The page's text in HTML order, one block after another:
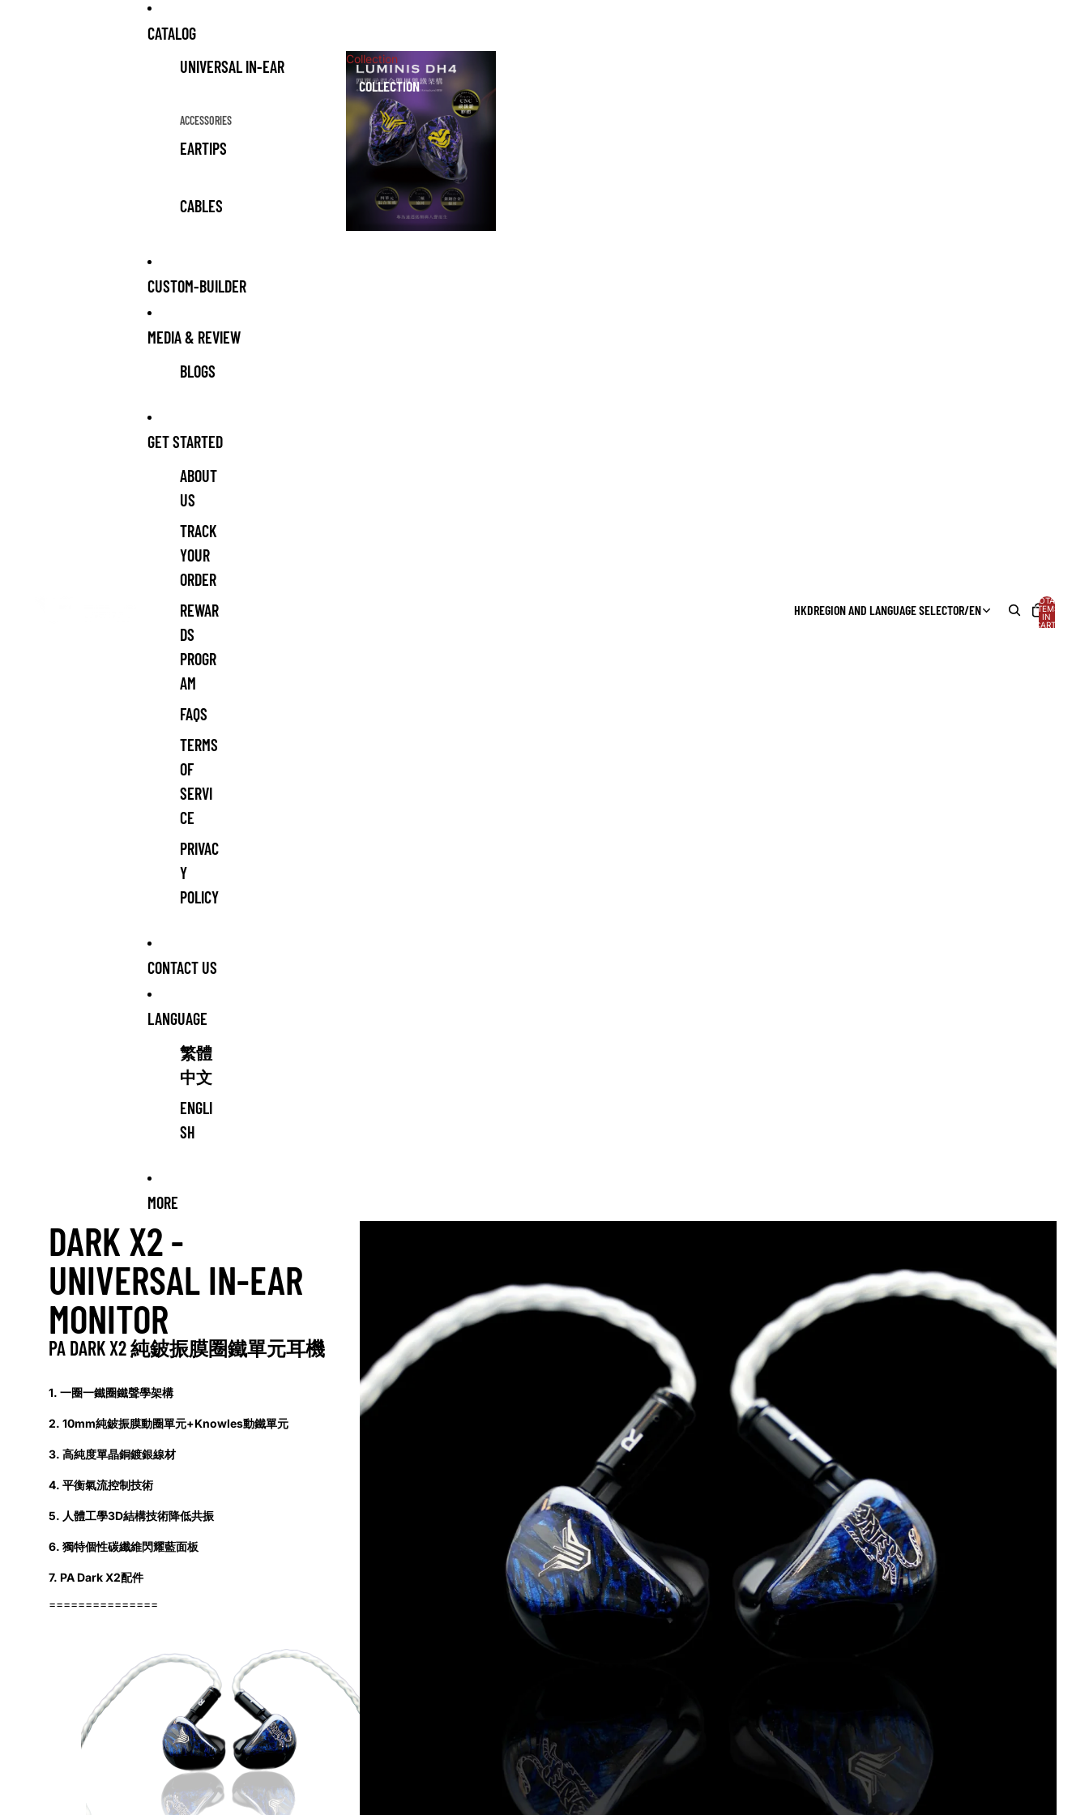
CATALOG
UNIVERSAL IN-EAR
ACCESSORIES
EARTIPS
CABLES
Collection
COLLECTION
CUSTOM-BUILDER
MEDIA & REVIEW
BLOGS
GET STARTED
ABOUT
US
TRACK
YOUR
ORDER
REWAR
DS
PROGR
AM
FAQS
TERMS
OF
SERVI
CE
PRIVAC
Y
POLICY
CONTACT US
LANGUAGE
繁體
中文
ENGLI
SH
MORE
HKDREGION AND LANGUAGE SELECTOR/EN
TOTAL
ITEMS
IN
CART:
DARK X2 -
UNIVERSAL IN-EAR
MONITOR
PA DARK X2 純鈹振膜圈鐵單元耳機
1. 一圈一鐵圈鐵聲學架構
2. 10mm純鈹振膜動圈單元+Knowles動鐵單元
3. 高純度單晶銅鍍銀線材
4. 平衡氣流控制技術
5. 人體工學3D結構技術降低共振
6. 獨特個性碳纖維閃耀藍面板
7. PA Dark X2配件
===============